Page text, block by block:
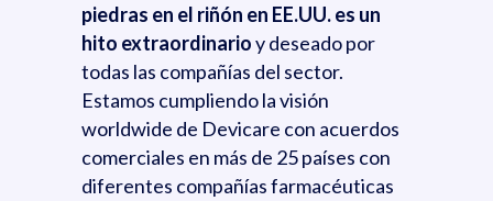
piedras en el riñón en EE.UU. es un
hito extraordinarioy deseado por
todas las compañías del sector.
Estamos cumpliendo la visión
worldwide de Devicare con acuerdos
comerciales en más de 25 países con
diferentes compañías farmacéuticas